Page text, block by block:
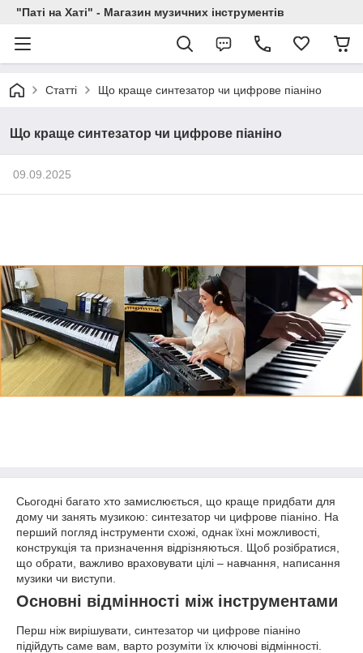
"Паті на Хаті" - Магазин музичних інструментів
Статті Що краще синтезатор чи цифрове піаніно
Що краще синтезатор чи цифрове піаніно
09.09.2025
Сьогодні багато хто замислюється, що краще придбати для
дому чи занять музикою: синтезатор чи цифрове піаніно. На
перший погляд інструменти схожі, однак їхні можливості,
конструкція та призначення відрізняються. Щоб розібратися,
що обрати, важливо враховувати цілі – навчання, написання
музики чи виступи.
Основні відмінності між інструментами
Перш ніж вирішувати, синтезатор чи цифрове піаніно
підійдуть саме вам, варто розуміти їх ключові відмінності.